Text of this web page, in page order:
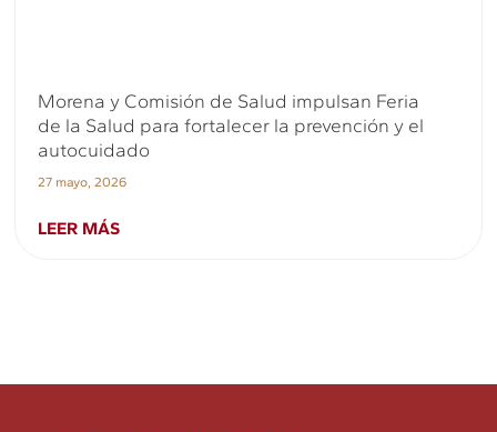
Morena y Comisión de Salud impulsan Feria
de la Salud para fortalecer la prevención y el
autocuidado
27 mayo, 2026
LEER MÁS